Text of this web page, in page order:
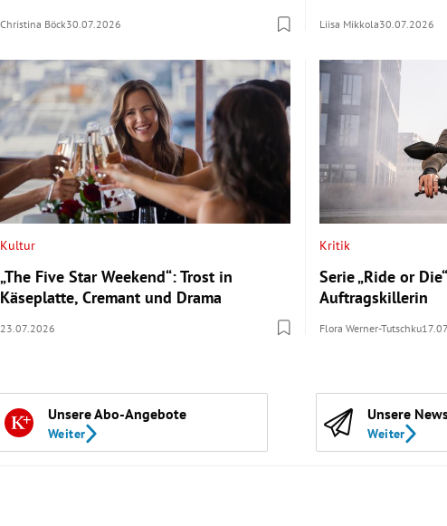
Christina Böck30.07.2026 Liisa Mikkola30.07.2026
Kultur
„The Five Star Weekend“: Trost in
Käseplatte, Cremant und Drama
23.07.2026
Kritik
Serie „Ride or
Auftragskillerin
Flora Werner-Tutschku
Unsere Abo-Angebote
Weiter
Unsere
Weiter